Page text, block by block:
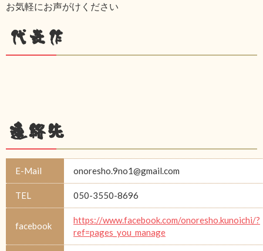
お気軽にお声がけください
代表作
連絡先
E-Mail onoresho.9no1@gmail.com
TEL 050-3550-8696
facebook
https://www.facebook.com/onoresho.kunoichi/?
ref=pages_you_manage